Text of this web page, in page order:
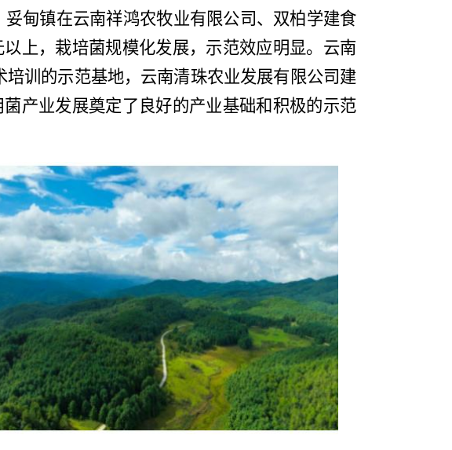
妥甸镇在云南祥鸿农牧业有限公司、双柏学建食
以上，栽培菌规模化发展，示范效应明显。 云南
培训的示范基地，云南清珠农业发展有限公司建
产业发展奠定了良好的产业基础和积极的示范